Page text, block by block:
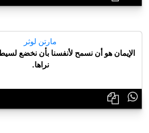
مارتن لوثر
الإيمان هو أن نسمح لأنفسنا بأن نخضع
نراها.
